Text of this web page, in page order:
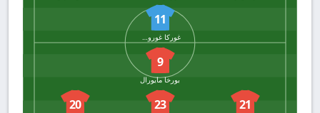
11
غوركا غوروزيتا
9
بورخا مايورال
21
23
20